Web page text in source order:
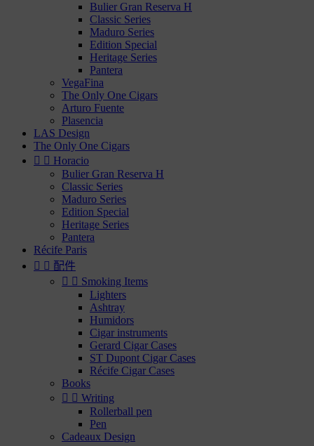
Bulier Gran Reserva H
Classic Series
Maduro Series
Edition Special
Heritage Series
Pantera
VegaFina
The Only One Cigars
Arturo Fuente
Plasencia
LAS Design
The Only One Cigars
  Horacio
Bulier Gran Reserva H
Classic Series
Maduro Series
Edition Special
Heritage Series
Pantera
Récife Paris
  配件
  Smoking Items
Lighters
Ashtray
Humidors
Cigar instruments
Gerard Cigar Cases
ST Dupont Cigar Cases
Récife Cigar Cases
Books
  Writing
Rollerball pen
Pen
Cadeaux Design